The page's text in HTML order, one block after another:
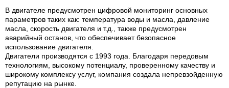
В двигателе предусмотрен цифровой мониторинг основных
параметров таких как: температура воды и масла, давление
масла, скорость двигателя и т.д., также предусмотрен
аварийный останов, что обеспечивает безопасное
использование двигателя.
Двигатели производятся с 1993 года. Благодаря передовым
технологиям, высокому потенциалу, проверенному качеству и
широкому комплексу услуг, компания создала непревзойденную
репутацию на рынке.